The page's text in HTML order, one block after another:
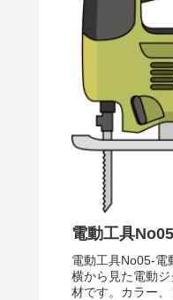
電動工具No05
電動工具No05-電
横から見た電動
材です。カラー、